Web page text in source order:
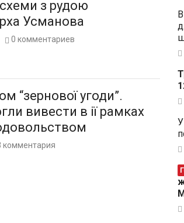
з рудою
Усманова
0 комментариев
“зернової угоди”.
вивести в ії рамках
комментария